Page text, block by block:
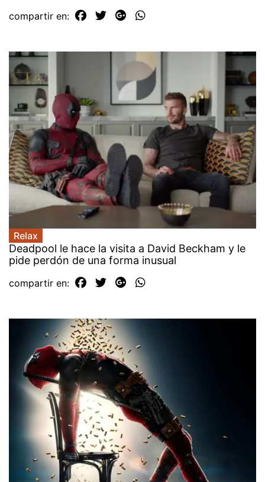
compartir en:
Relax
Deadpool le hace la visita a David Beckham y le
pide perdón de una forma inusual
compartir en: